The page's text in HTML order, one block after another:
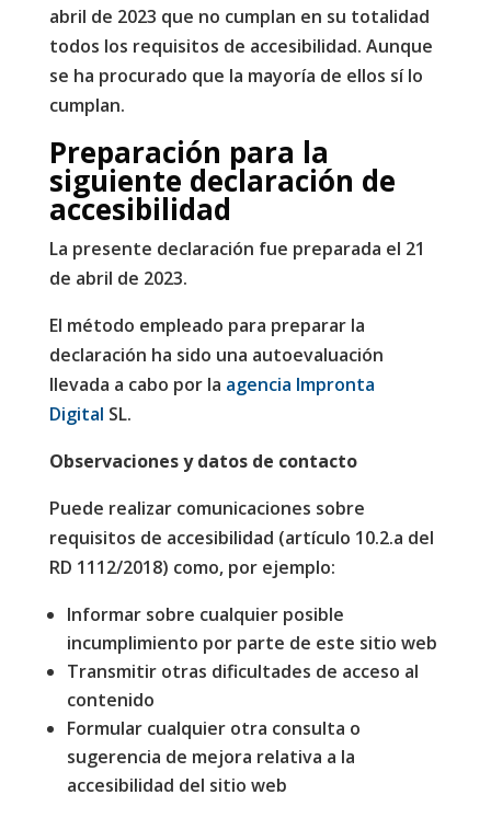
abril de 2023 que no cumplan en su totalidad
todos los requisitos de accesibilidad. Aunque
se ha procurado que la mayoría de ellos sí lo
cumplan.
Preparación para la
siguiente declaración de
accesibilidad
La presente declaración fue preparada el 21
de abril de 2023.
El método empleado para preparar la
declaración ha sido una autoevaluación
llevada a cabo por la agencia Impronta
Digital SL.
Observaciones y datos de contacto
Puede realizar comunicaciones sobre
requisitos de accesibilidad (artículo 10.2.a del
RD 1112/2018) como, por ejemplo:
Informar sobre cualquier posible
incumplimiento por parte de este sitio web
Transmitir otras dificultades de acceso al
contenido
Formular cualquier otra consulta o
sugerencia de mejora relativa a la
accesibilidad del sitio web